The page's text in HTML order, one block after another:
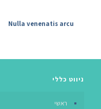
Nulla venenatis arcu
ניווט כללי
ראשי